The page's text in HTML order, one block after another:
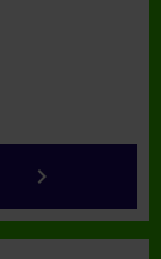
keyboard_arrow_right